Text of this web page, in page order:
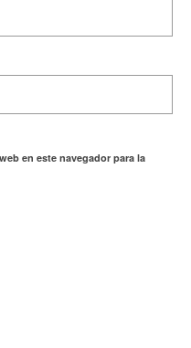
en este navegador para la